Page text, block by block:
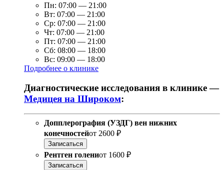
Пн: 07:00 — 21:00
Вт: 07:00 — 21:00
Ср: 07:00 — 21:00
Чт: 07:00 — 21:00
Пт: 07:00 — 21:00
Сб: 08:00 — 18:00
Вс: 09:00 — 18:00
Подробнее о клинике
Диагностические исследования в клинике —
Медицея на Широком:
Допплерография (УЗДГ) вен нижних
конечностейот 2600 ₽
Записаться
Рентген голениот 1600 ₽
Записаться